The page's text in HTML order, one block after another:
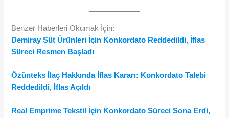
Benzer Haberleri Okumak İçin:
Demiray Süt Ürünleri İçin Konkordato Reddedildi, İflas
Süreci Resmen Başladı
Özünteks İlaç Hakkında İflas Kararı: Konkordato Talebi
Reddedildi, İflas Açıldı
Real Emprime Tekstil İçin Konkordato Süreci Sona Erdi,